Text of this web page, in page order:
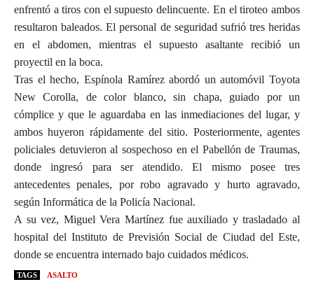
enfrentó a tiros con el supuesto delincuente. En el tiroteo ambos
resultaron baleados. El personal de seguridad sufrió tres heridas
en el abdomen, mientras el supuesto asaltante recibió un
proyectil en la boca.
Tras el hecho, Espínola Ramírez abordó un automóvil Toyota
New Corolla, de color blanco, sin chapa, guiado por un
cómplice y que le aguardaba en las inmediaciones del lugar, y
ambos huyeron rápidamente del sitio. Posteriormente, agentes
policiales detuvieron al sospechoso en el Pabellón de Traumas,
donde ingresó para ser atendido. El mismo posee tres
antecedentes penales, por robo agravado y hurto agravado,
según Informática de la Policía Nacional.
A su vez, Miguel Vera Martínez fue auxiliado y trasladado al
hospital del Instituto de Previsión Social de Ciudad del Este,
donde se encuentra internado bajo cuidados médicos.
TAGS ASALTO